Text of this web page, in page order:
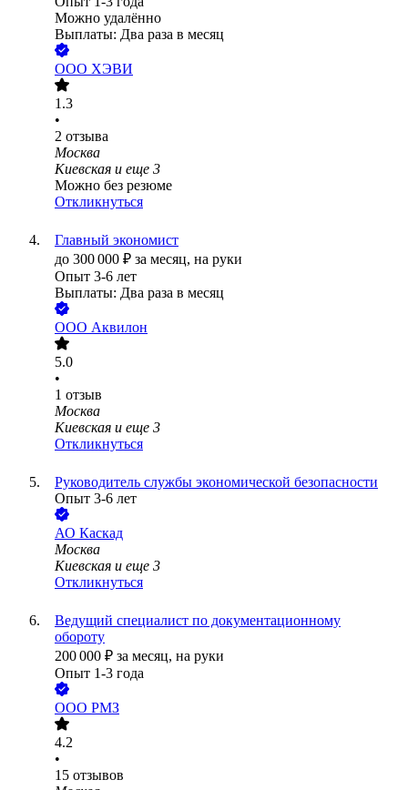
Можно удалённо
Выплаты: Два раза в месяц
ООО ХЭВИ
1.3
•
2 отзыва
Москва
Киевская и еще 3
Можно без резюме
Откликнуться
Главный экономист
до 300 000 ₽ за месяц, на руки
Опыт 3-6 лет
Выплаты: Два раза в месяц
ООО Аквилон
5.0
•
1 отзыв
Москва
Киевская и еще 3
Откликнуться
Руководитель службы экономической безопасности
Опыт 3-6 лет
АО Каскад
Москва
Киевская и еще 3
Откликнуться
Ведущий специалист по документационному
обороту
200 000 ₽ за месяц, на руки
Опыт 1-3 года
ООО РМЗ
4.2
•
15 отзывов